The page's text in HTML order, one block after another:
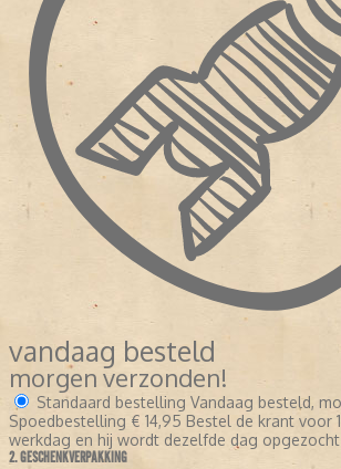
vandaag besteld
morgen verzonden!
Standaard bestelling Vandaag besteld,
Spoedbestelling € 14,95 Bestel de krant voor
werkdag en hij wordt dezelfde dag
2. GESCHENKVERPAKKING